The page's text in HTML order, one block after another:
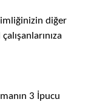
diğer
3 İpucu